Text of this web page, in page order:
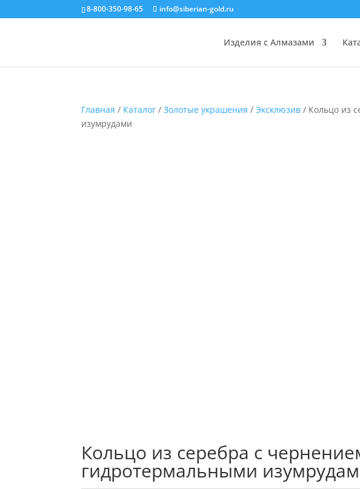
8-800-350-98-65 info@siberian-gold.ru
Изделия с Алмазами
Главная / Каталог /Золотые украшения /Эксклюзив / Кольцо из
изумрудами
Кольцо из серебра с
гидротермальными